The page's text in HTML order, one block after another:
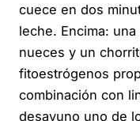
cuece en dos
leche. Encima:
nueces y un
fitoestrógenos
combinación con
desayuno uno de